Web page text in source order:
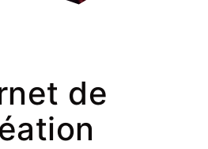
de